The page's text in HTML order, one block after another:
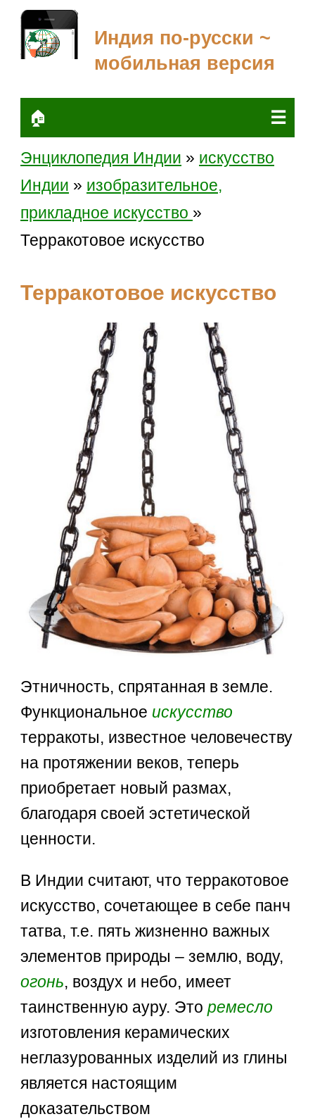
Индия по-русски ~
мобильная версия
🏠 ☰
Энциклопедия Индии » искусство
Индии » изобразительное,
прикладное искусство »
Терракотовое искусство
Терракотовое искусство
Этничность, спрятанная в земле.
Функциональное искусство
терракоты, известное человечеству
на протяжении веков, теперь
приобретает новый размах,
благодаря своей эстетической
ценности.
В Индии считают, что терракотовое
искусство, сочетающее в себе панч
татва, т.е. пять жизненно важных
элементов природы – землю, воду,
огонь, воздух и небо, имеет
таинственную ауру. Эторемесло
изготовления керамических
неглазурованных изделий из глины
является настоящим
доказательством